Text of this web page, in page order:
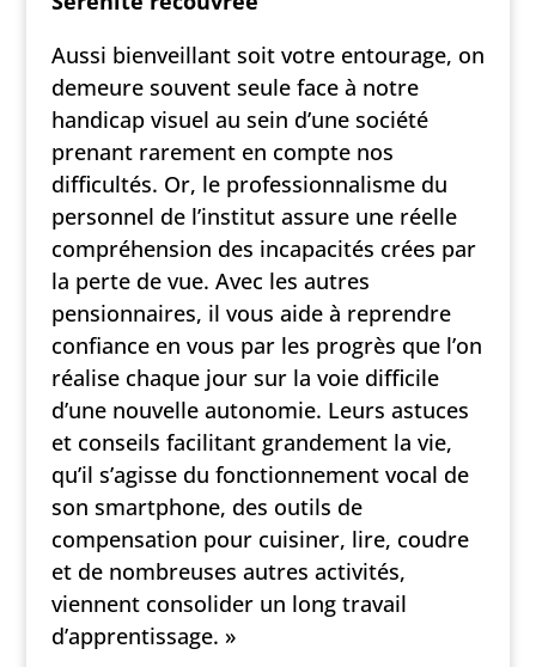
Aussi bienveillant soit votre entourage, on
demeure souvent seule face à notre
handicap visuel au sein d’une société
prenant rarement en compte nos
difficultés. Or, le professionnalisme du
personnel de l’institut assure une réelle
compréhension des incapacités crées par
la perte de vue. Avec les autres
pensionnaires, il vous aide à reprendre
confiance en vous par les progrès que l’on
réalise chaque jour sur la voie difficile
d’une nouvelle autonomie. Leurs astuces
et conseils facilitant grandement la vie,
qu’il s’agisse du fonctionnement vocal de
son smartphone, des outils de
compensation pour cuisiner, lire, coudre
et de nombreuses autres activités,
viennent consolider un long travail
d’apprentissage. »